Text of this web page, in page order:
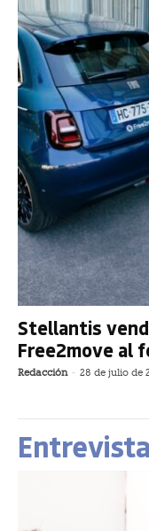
Stellantis
Free2move al
Redacción - 28 de julio de